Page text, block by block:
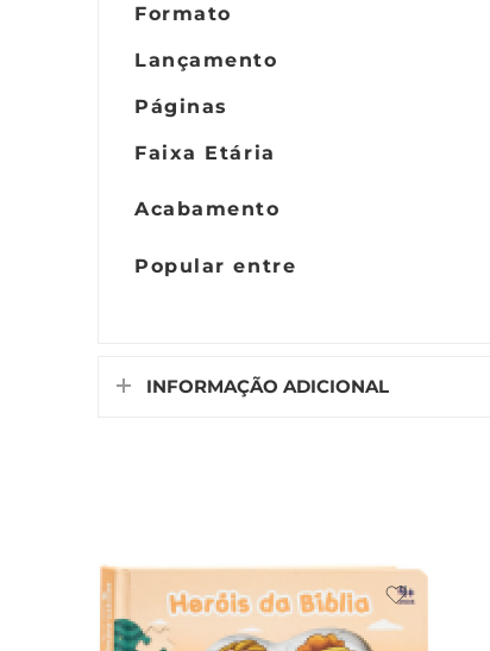
Formato
Lançamento
Páginas
Faixa Etária
Acabamento
Popular entre
INFORMAÇÃO ADICIONAL